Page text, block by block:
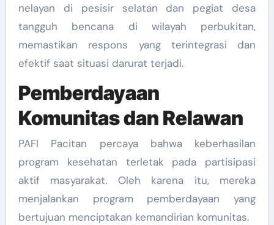
nelayan di pesisir selatan dan pegiat desa
tangguh bencana di wilayah perbukitan,
memastikan respons yang terintegrasi dan
efektif saat situasi darurat terjadi.
Pemberdayaan
Komunitas dan Relawan
PAFI Pacitan percaya bahwa keberhasilan
program kesehatan terletak pada partisipasi
aktif masyarakat. Oleh karena itu, mereka
menjalankan program pemberdayaan yang
bertujuan menciptakan kemandirian komunitas.